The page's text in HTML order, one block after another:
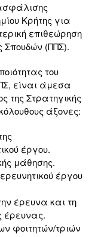
Κρήτης για
επιθεώρηση
Σπουδών (ΠΠΣ).
του
είναι άμεσα
της Στρατηγικής
άξονες:
έργου.
μάθησης.
έργου
έρευνα και τη
έρευνας.
φοιτητών/τριών